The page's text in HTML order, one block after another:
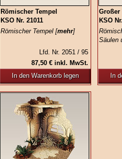
Römischer Tempel
KSO Nr. 21011
Römischer Tempel [mehr]
Lfd. Nr. 2051 / 95
87,50 € inkl. MwSt.
In den Warenkorb legen
Großer
KSO
Säulen
In